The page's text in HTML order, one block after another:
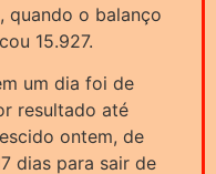
quando o balanço
15.927.
um dia foi de
resultado até
ontem, de
dias para sair de